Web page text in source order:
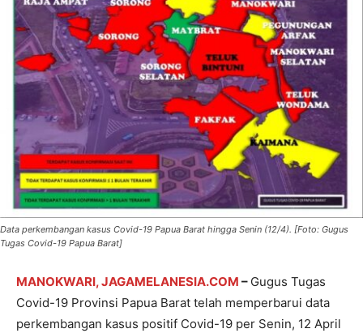
Data perkembangan kasus Covid-19 Papua Barat hingga Senin (12/4). [Foto: Gugus
Tugas Covid-19 Papua Barat]
MANOKWARI, JAGAMELANESIA.COM – Gugus Tugas
Covid-19 Provinsi Papua Barat telah memperbarui data
perkembangan kasus positif Covid-19 per Senin, 12 April